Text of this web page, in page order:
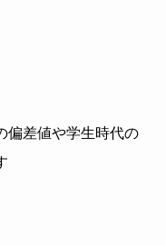
偏差値や学生時代の